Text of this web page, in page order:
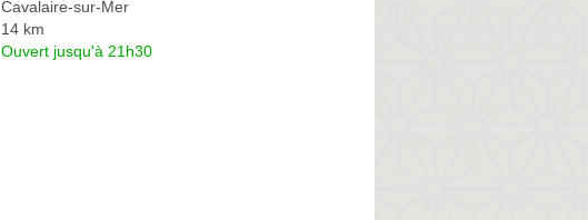
Cavalaire-sur-Mer
14 km
Ouvert jusqu'à 21h30